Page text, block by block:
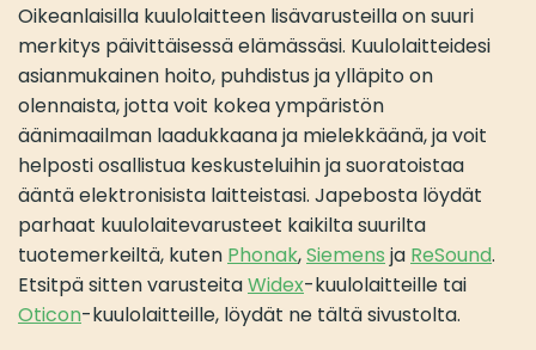
Oikeanlaisilla kuulolaitteen lisävarusteilla on suuri
merkitys päivittäisessä elämässäsi. Kuulolaitteidesi
asianmukainen hoito, puhdistus ja ylläpito on
olennaista, jotta voit kokea ympäristön
äänimaailman laadukkaana ja mielekkäänä, ja voit
helposti osallistua keskusteluihin ja suoratoistaa
ääntä elektronisista laitteistasi. Japebosta löydät
parhaat kuulolaitevarusteet kaikilta suurilta
tuotemerkeiltä, kuten Phonak,Siemens ja ReSound.
Etsitpä sitten varusteitaWidex-kuulolaitteille tai
Oticon-kuulolaitteille, löydät ne tältä sivustolta.